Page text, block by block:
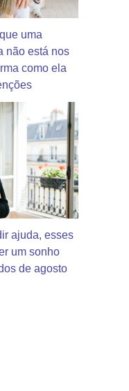
uma
não está nos
como ela
ajuda, esses
um sonho
de agosto